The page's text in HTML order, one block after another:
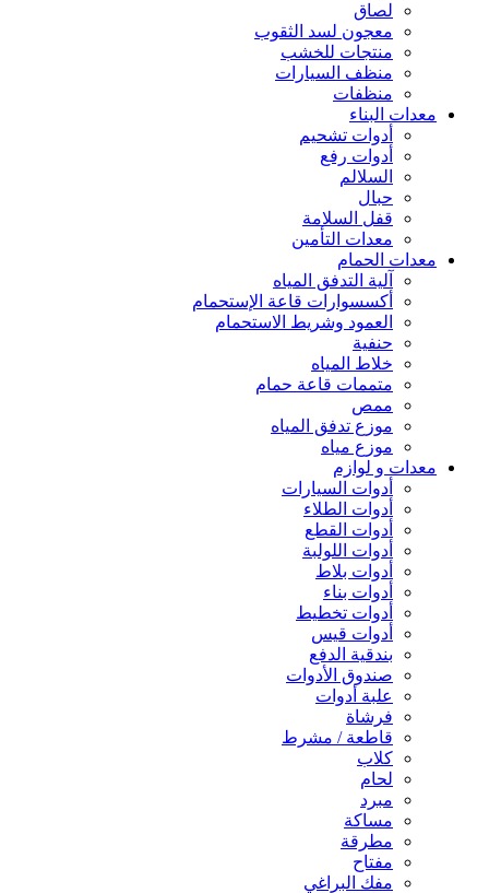
لصاق
معجون لسد الثقوب
منتجات للخشب
منظف السيارات
منظفات
معدات البناء
أدوات تشحيم
أدوات رفع
السلالم
حبال
قفل السلامة
معدات التأمين
معدات الحمام
آلية التدفق المياه
أكسسوارات قاعة الإستحمام
العمود وشريط الاستحمام
حنفية
خلاط المياه
متممات قاعة حمام
ممص
موزع تدفق المياه
موزع مياه
معدات و لوازم
أدوات السيارات
أدوات الطلاء
أدوات القطع
أدوات اللولبة
أدوات بلاط
أدوات بناء
أدوات تخطيط
أدوات قيس
بندقية الدفع
صندوق الأدوات
علبة أدوات
فرشاة
قاطعة / مشرط
كلاب
لحام
مبرد
مساكة
مطرقة
مفتاح
مفك البراغي